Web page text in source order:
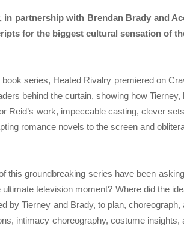
partnership with Brendan Brady and
for the biggest cultural sensation of
series, Heated Rivalry premiered on
behind the curtain, showing how
Reid’s work, impeccable casting, clever
romance novels to the screen and
this groundbreaking series have been
television moment? Where did the
by Tierney and Brady, to plan,
intimacy choreography, costume insights,